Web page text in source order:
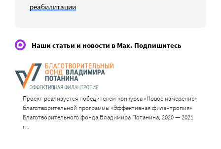
реабилитации
Наши статьи и новости в Max. Подпишитесь
Проект реализуется победителем конкурса «Новое измерение»
благотворительной программы «Эффективная филантропия»
Благотворительного фонда Владимира Потанина, 2020 — 2021
гг.